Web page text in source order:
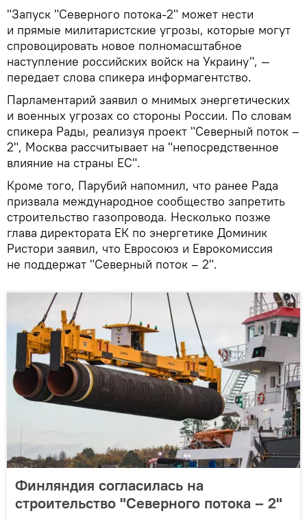
"Запуск "Северного потока-2" может нести
и прямые милитаристские угрозы, которые могут
спровоцировать новое полномасштабное
наступление российских войск на Украину", —
передает слова спикера информагентство.
Парламентарий заявил о мнимых энергетических
и военных угрозах со стороны России. По словам
спикера Рады, реализуя проект "Северный поток –
2", Москва рассчитывает на "непосредственное
влияние на страны ЕС".
Кроме того, Парубий напомнил, что ранее Рада
призвала международное сообщество запретить
строительство газопровода. Несколько позже
глава директората ЕК по энергетике Доминик
Ристори заявил, что Евросоюз и Еврокомиссия
не поддержат "Северный поток – 2".
Финляндия согласилась на
строительство "Северного потока – 2"